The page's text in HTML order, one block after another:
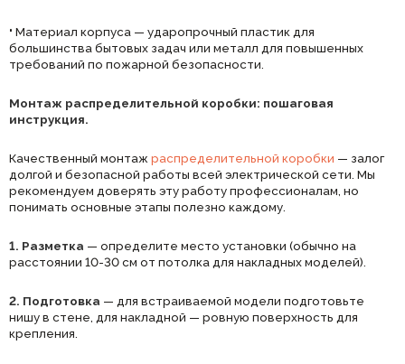
· Материал корпуса — ударопрочный пластик для
большинства бытовых задач или металл для повышенных
требований по пожарной безопасности.
Монтаж распределительной коробки: пошаговая
инструкция.
Качественный монтаж распределительной коробки — залог
долгой и безопасной работы всей электрической сети. Мы
рекомендуем доверять эту работу профессионалам, но
понимать основные этапы полезно каждому.
1. Разметка — определите место установки (обычно на
расстоянии 10-30 см от потолка для накладных моделей).
2. Подготовка — для встраиваемой модели подготовьте
нишу в стене, для накладной — ровную поверхность для
крепления.